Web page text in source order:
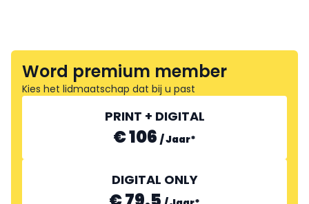
Word premium member
Kies het lidmaatschap dat bij u past
PRINT + DIGITAL
€ 106 /Jaar*
DIGITAL ONLY